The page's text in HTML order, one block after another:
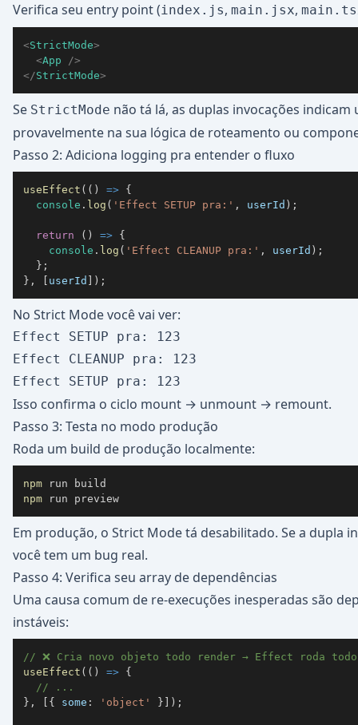
Verifica seu entry point (index.js, main.jsx,
<StrictMode>
<App
/>
</StrictMode>
Se StrictMode não tá lá, as duplas invocações
provavelmente na sua lógica de roteamento ou
Passo 2: Adiciona logging pra entender o fluxo
useEffect ( ( ) => {
console . log ( 'Effect SETUP pra:' , userId ) ;
return ( ) => {
console . log ( 'Effect CLEANUP pra:' , userId ) ;
} ;
} , [ userId ] ) ;
No Strict Mode você vai ver:
Effect SETUP pra: 123
Effect CLEANUP pra: 123
Isso confirma o ciclo mount → unmount → remount.
Passo 3: Testa no modo produção
Roda um build de produção localmente:
npm
npm run preview
Em produção, o Strict Mode tá desabilitado. Se a dupla
você tem um bug real.
Passo 4: Verifica seu array de dependências
Uma causa comum de re-execuções inesperadas são
instáveis:
// ❌ Cria novo objeto todo render → Effect roda
useEffect ( ( ) => {
// ...
} , [ { some : 'object' } ] ) ;